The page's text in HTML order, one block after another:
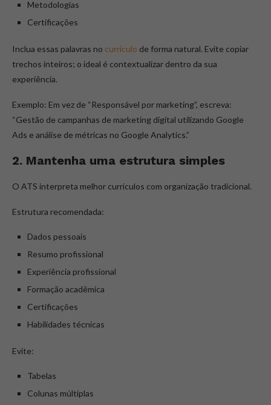
Metodologias
Certificações
Inclua essas palavras no currículo de forma natural. Evite copiar
trechos inteiros; o ideal é contextualizar dentro da sua
experiência.
Exemplo: Em vez de “Responsável por marketing”, escreva:
“Gestão de campanhas de marketing digital utilizando Google
Ads e análise de métricas no Google Analytics.”
2. Mantenha uma estrutura simples
O ATS interpreta melhor currículos com organização tradicional.
Estrutura recomendada:
Dados pessoais
Resumo profissional
Experiência profissional
Formação acadêmica
Certificações
Habilidades técnicas
Evite:
Tabelas
Colunas múltiplas